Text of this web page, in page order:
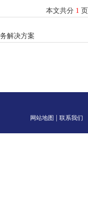
本文共分 1 页
解决方案
网站地图 联系我们